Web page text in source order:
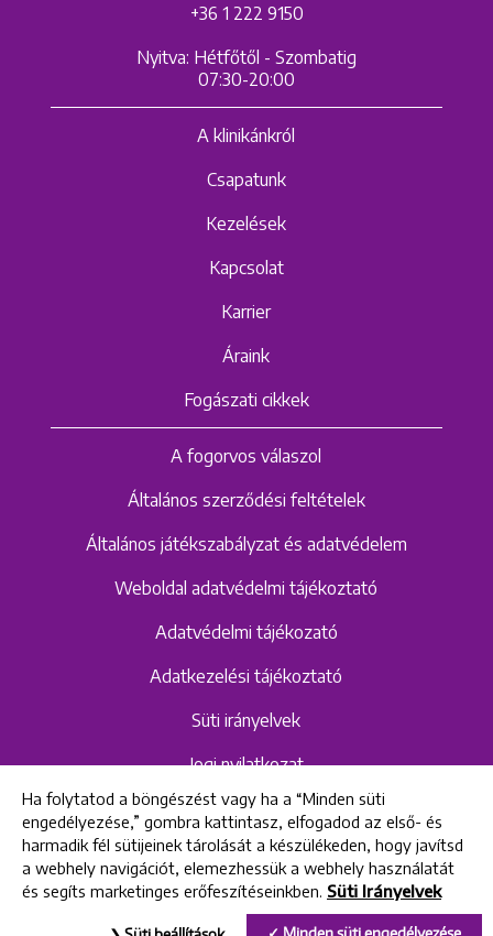
+36 1 222 9150
Nyitva: Hétfőtől - Szombatig
07:30-20:00
A klinikánkról
Csapatunk
Kezelések
Kapcsolat
Karrier
Áraink
Fogászati cikkek
A fogorvos válaszol
Általános szerződési feltételek
Általános játékszabályzat és adatvédelem
Weboldal adatvédelmi tájékoztató
Adatvédelmi tájékozató
Adatkezelési tájékoztató
Süti irányelvek
Jogi nyilatkozat
Hangrögzítéshez kapcsolódó adatvédelmi
szabályzat és tájékoztató
Ha folytatod a böngészést vagy ha a “Minden süti
engedélyezése,” gombra kattintasz, elfogadod az első- és
harmadik fél sütijeinek tárolását a készülékeden, hogy javítsd
a webhely navigációt, elemezhessük a webhely használatát
és segíts marketinges erőfeszítéseinkben. Süti Irányelvek